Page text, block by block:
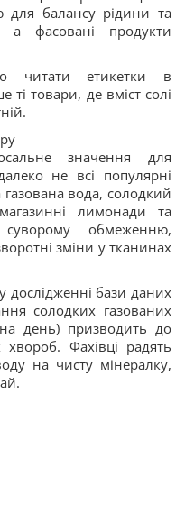
балансу рідини та
а фасовані продукти
читати етикетки в
ті товари, де вміст солі
значення для
не всі популярні
вода, солодкий
лимонади та
обмеженню,
зміни у тканинах
дослідженні бази даних
солодких газованих
день) призводить до
Фахівці радять
на чисту мінералку,